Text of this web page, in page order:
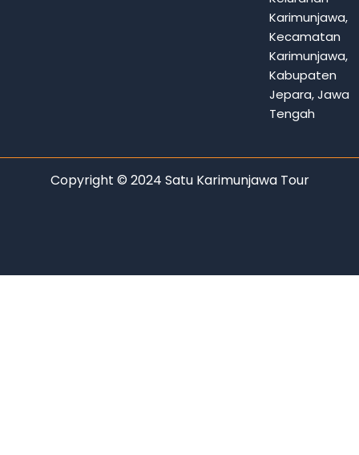
Karimunjawa,
Kecamatan
Karimunjawa,
Kabupaten
Jepara, Jawa
Tengah
Copyright © 2024 Satu Karimunjawa Tour